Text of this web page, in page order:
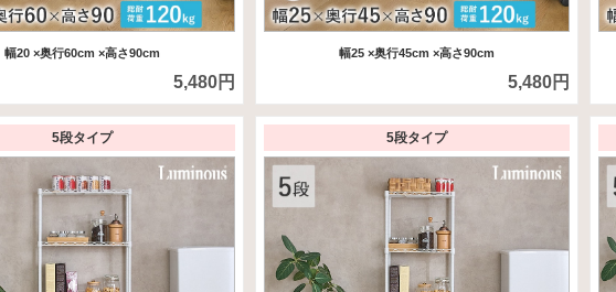
幅20 ×奥行60cm ×高さ90cm
5,480円
幅25 ×奥行45cm ×高さ90cm
5,480円
5段タイプ 5段タイプ